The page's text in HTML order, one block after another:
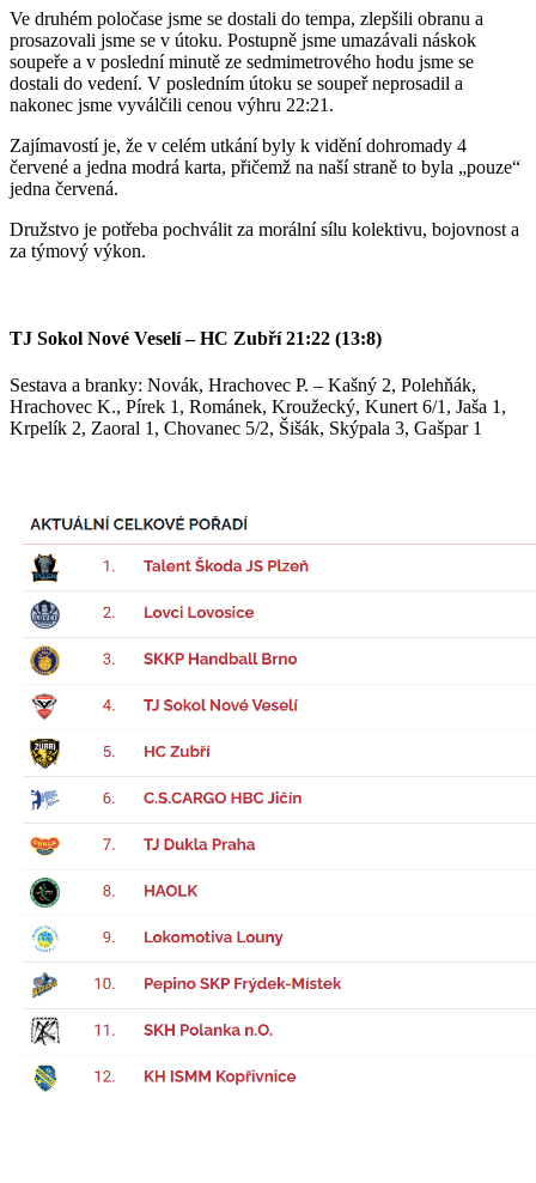
Ve druhém poločase jsme se dostali do tempa, zlepšili obranu a
prosazovali jsme se v útoku. Postupně jsme umazávali náskok
soupeře a v poslední minutě ze sedmimetrového hodu jsme se
dostali do vedení. V posledním útoku se soupeř neprosadil a
nakonec jsme vyválčili cenou výhru 22:21.
Zajímavostí je, že v celém utkání byly k vidění dohromady 4
červené a jedna modrá karta, přičemž na naší straně to byla „pouze“
jedna červená.
Družstvo je potřeba pochválit za morální sílu kolektivu, bojovnost a
za týmový výkon.
TJ Sokol Nové Veselí – HC Zubří 21:22 (13:8)
Sestava a branky: Novák, Hrachovec P. – Kašný 2, Polehňák,
Hrachovec K., Pírek 1, Románek, Kroužecký, Kunert 6/1, Jaša 1,
Krpelík 2, Zaoral 1, Chovanec 5/2, Šišák, Skýpala 3, Gašpar 1